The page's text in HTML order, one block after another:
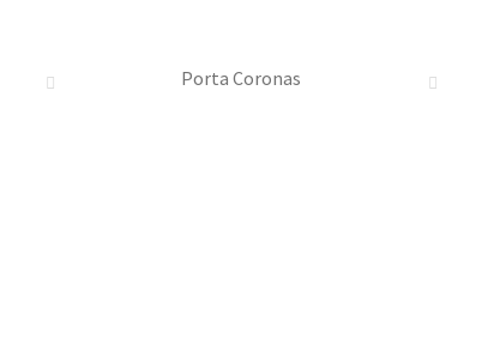
Porta Coronas